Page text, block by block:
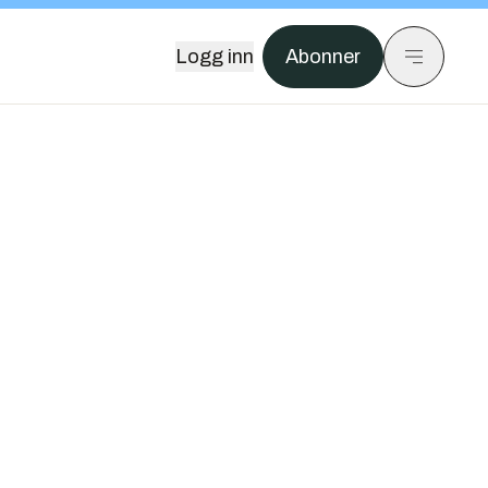
Logg inn Abonner